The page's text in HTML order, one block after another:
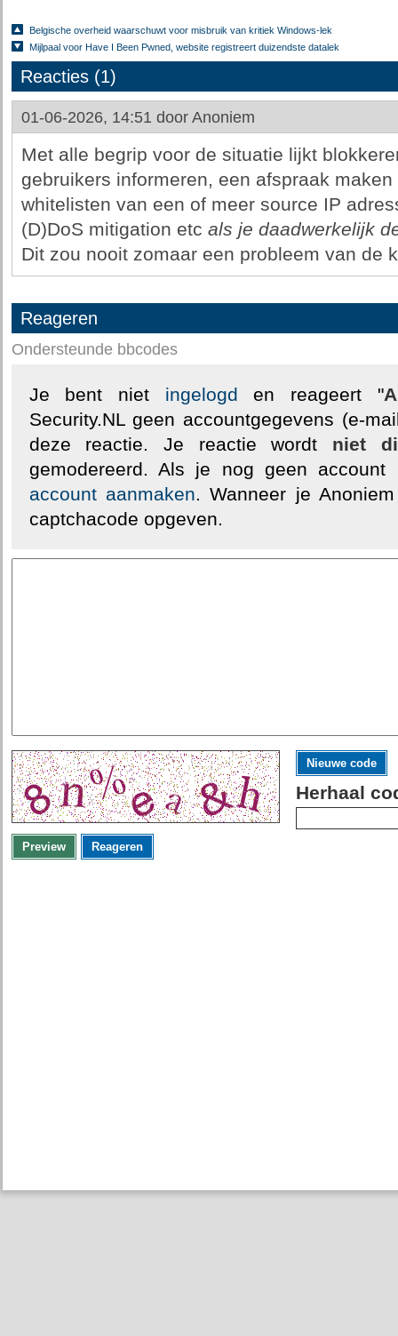
Belgische overheid waarschuwt voor misbruik van kritiek Windows-lek
Mijlpaal voor Have I Been Pwned, website registreert duizendste datalek
Reacties (1)
01-06-2026, 14:51 door Anoniem
Met alle begrip voor de situatie lijkt
gebruikers informeren, een afspraak
whitelisten van een of meer source IP
(D)DoS mitigation etc als je daadwerkelijk
Dit zou nooit zomaar een probleem van de
Reageren
Ondersteunde bbcodes
Je bent niet ingelogd en reageert "
Security.NL geen accountgegevens (e-
deze reactie. Je reactie wordt niet
gemodereerd. Als je nog geen
account aanmaken. Wanneer je
captchacode opgeven.
Nieuwe code
Herhaal
Preview Reageren